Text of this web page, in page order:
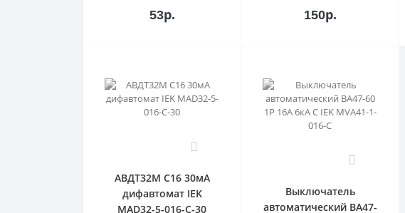
53р.
корзину
150р.
корзину
АВДТ32М С16 30мА
дифавтомат IEK
MAD32-5-016-C-30
Выключатель
автоматический ВА47-